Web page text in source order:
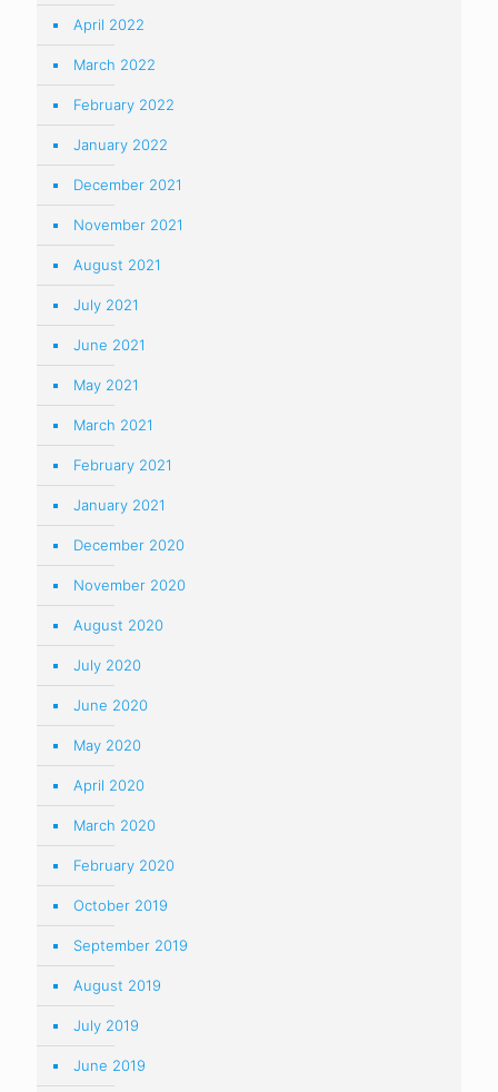
April 2022
March 2022
February 2022
January 2022
December 2021
November 2021
August 2021
July 2021
June 2021
May 2021
March 2021
February 2021
January 2021
December 2020
November 2020
August 2020
July 2020
June 2020
May 2020
April 2020
March 2020
February 2020
October 2019
September 2019
August 2019
July 2019
June 2019